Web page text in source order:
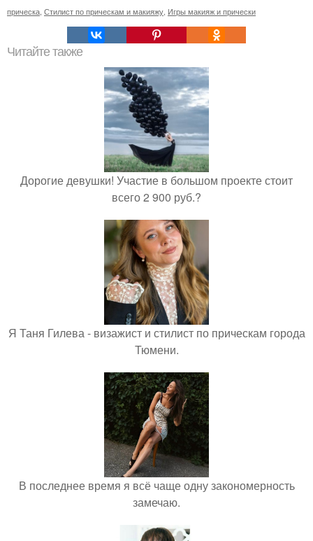
прическа Стилист по прическам и макияжу Игры макияж и прически
Читайте также
Дорогие девушки! Участие в большом проекте стоит
всего 2 900 руб.?
Я Таня Гилева - визажист и стилист по прическам города
Тюмени.
В последнее время я всё чаще одну закономерность
замечаю.